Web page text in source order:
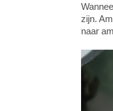
zijn.
naar